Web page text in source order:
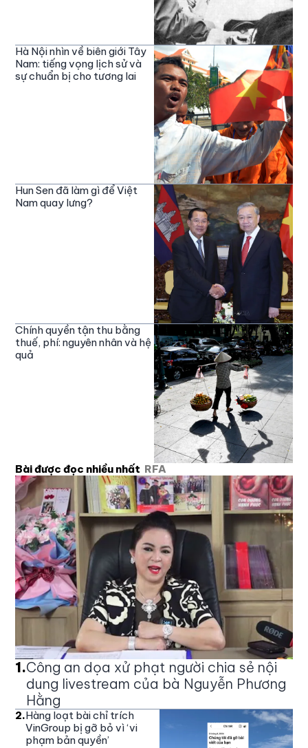
Hà Nội nhìn về biên giới Tây
Nam: tiếng vọng lịch sử và
sự chuẩn bị cho tương lai
Hun Sen đã làm gì để Việt
Nam quay lưng?
Chính quyền tận thu bằng
thuế, phí: nguyên nhân và hệ
quả
Bài được đọc nhiều nhất RFA
1.Công an dọa xử phạt người chia sẻ nội
dung livestream của bà Nguyễn Phương
Hằng
2.Hàng loạt bài chỉ trích
VinGroup bị gỡ bỏ vì ‘vi
phạm bản quyền’